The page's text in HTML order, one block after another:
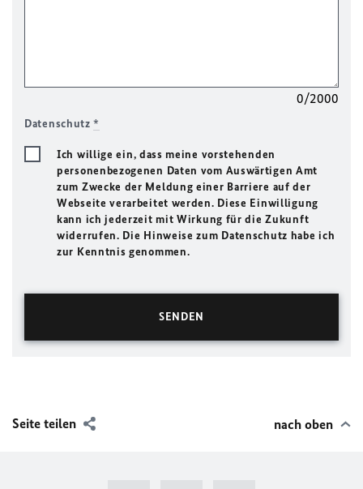
0/2000
Datenschutz*
Ich willige ein, dass meine vorstehenden
personenbezogenen Daten vom Auswärtigen Amt
zum Zwecke der Meldung einer Barriere auf der
Webseite verarbeitet werden. Diese Einwilligung
kann ich jederzeit mit Wirkung für die Zukunft
widerrufen. Die Hinweise zum Datenschutz habe ich
zur Kenntnis genommen.
Seite teilen nach oben